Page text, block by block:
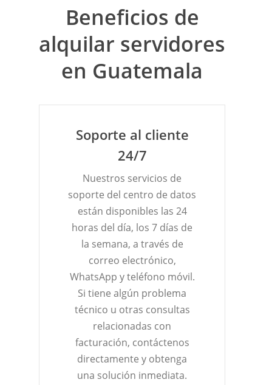
Beneficios de
alquilar servidores
en Guatemala
Soporte al cliente
24/7
Nuestros servicios de
soporte del centro de datos
están disponibles las 24
horas del día, los 7 días de
la semana, a través de
correo electrónico,
WhatsApp y teléfono móvil.
Si tiene algún problema
técnico u otras consultas
relacionadas con
facturación, contáctenos
directamente y obtenga
una solución inmediata.